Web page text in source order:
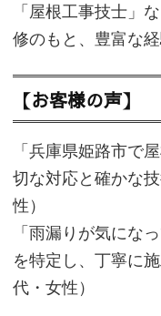
「屋根工事技士」
修のもと、豊富な
【お客様の声】
「兵庫県姫路市で
切な対応と確かな
性）
「雨漏りが気にな
を特定し、丁寧に
代・女性）